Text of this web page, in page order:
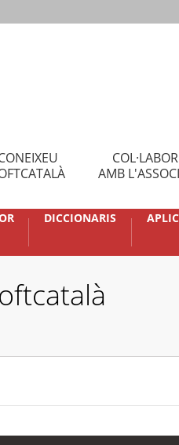
AMB
DICCIONARIS